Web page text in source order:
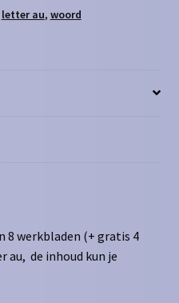
letter au, woord
werkbladen (+ gratis 4
au, de inhoud kun je